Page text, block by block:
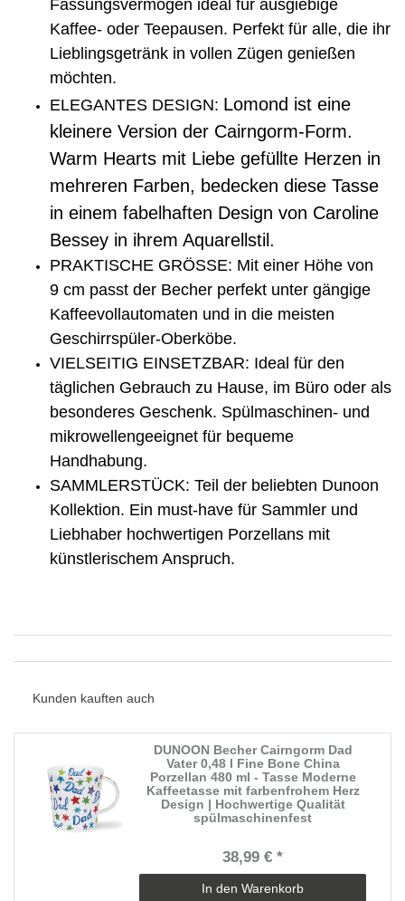
Fassungsvermögen ideal für ausgiebige
Kaffee- oder Teepausen. Perfekt für alle, die ihr
Lieblingsgetränk in vollen Zügen genießen
möchten.
ELEGANTES DESIGN: Lomond ist eine
kleinere Version der Cairngorm-Form.
Warm Hearts mit Liebe gefüllte Herzen in
mehreren Farben, bedecken diese Tasse
in einem fabelhaften Design von Caroline
Bessey in ihrem Aquarellstil.
PRAKTISCHE GRÖSSE: Mit einer Höhe von
9 cm passt der Becher perfekt unter gängige
Kaffeevollautomaten und in die meisten
Geschirrspüler-Oberköbe.
VIELSEITIG EINSETZBAR: Ideal für den
täglichen Gebrauch zu Hause, im Büro oder als
besonderes Geschenk. Spülmaschinen- und
mikrowellengeeignet für bequeme
Handhabung.
SAMMLERSTÜCK: Teil der beliebten Dunoon
Kollektion. Ein must-have für Sammler und
Liebhaber hochwertigen Porzellans mit
künstlerischem Anspruch.
Kunden kauften auch
DUNOON Becher Cairngorm Dad
Vater 0,48 l Fine Bone China
Porzellan 480 ml - Tasse Moderne
Kaffeetasse mit farbenfrohem Herz
Design | Hochwertige Qualität
spülmaschinenfest
38,99 € *
In den Warenkorb